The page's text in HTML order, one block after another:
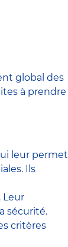
global des
à prendre
leur permet
Ils
Leur
sécurité.
critères